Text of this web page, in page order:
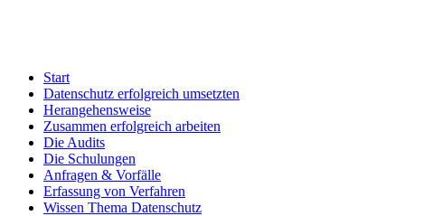
Start
Datenschutz erfolgreich umsetzten
Herangehensweise
Zusammen erfolgreich arbeiten
Die Audits
Die Schulungen
Anfragen & Vorfälle
Erfassung von Verfahren
Wissen Thema Datenschutz